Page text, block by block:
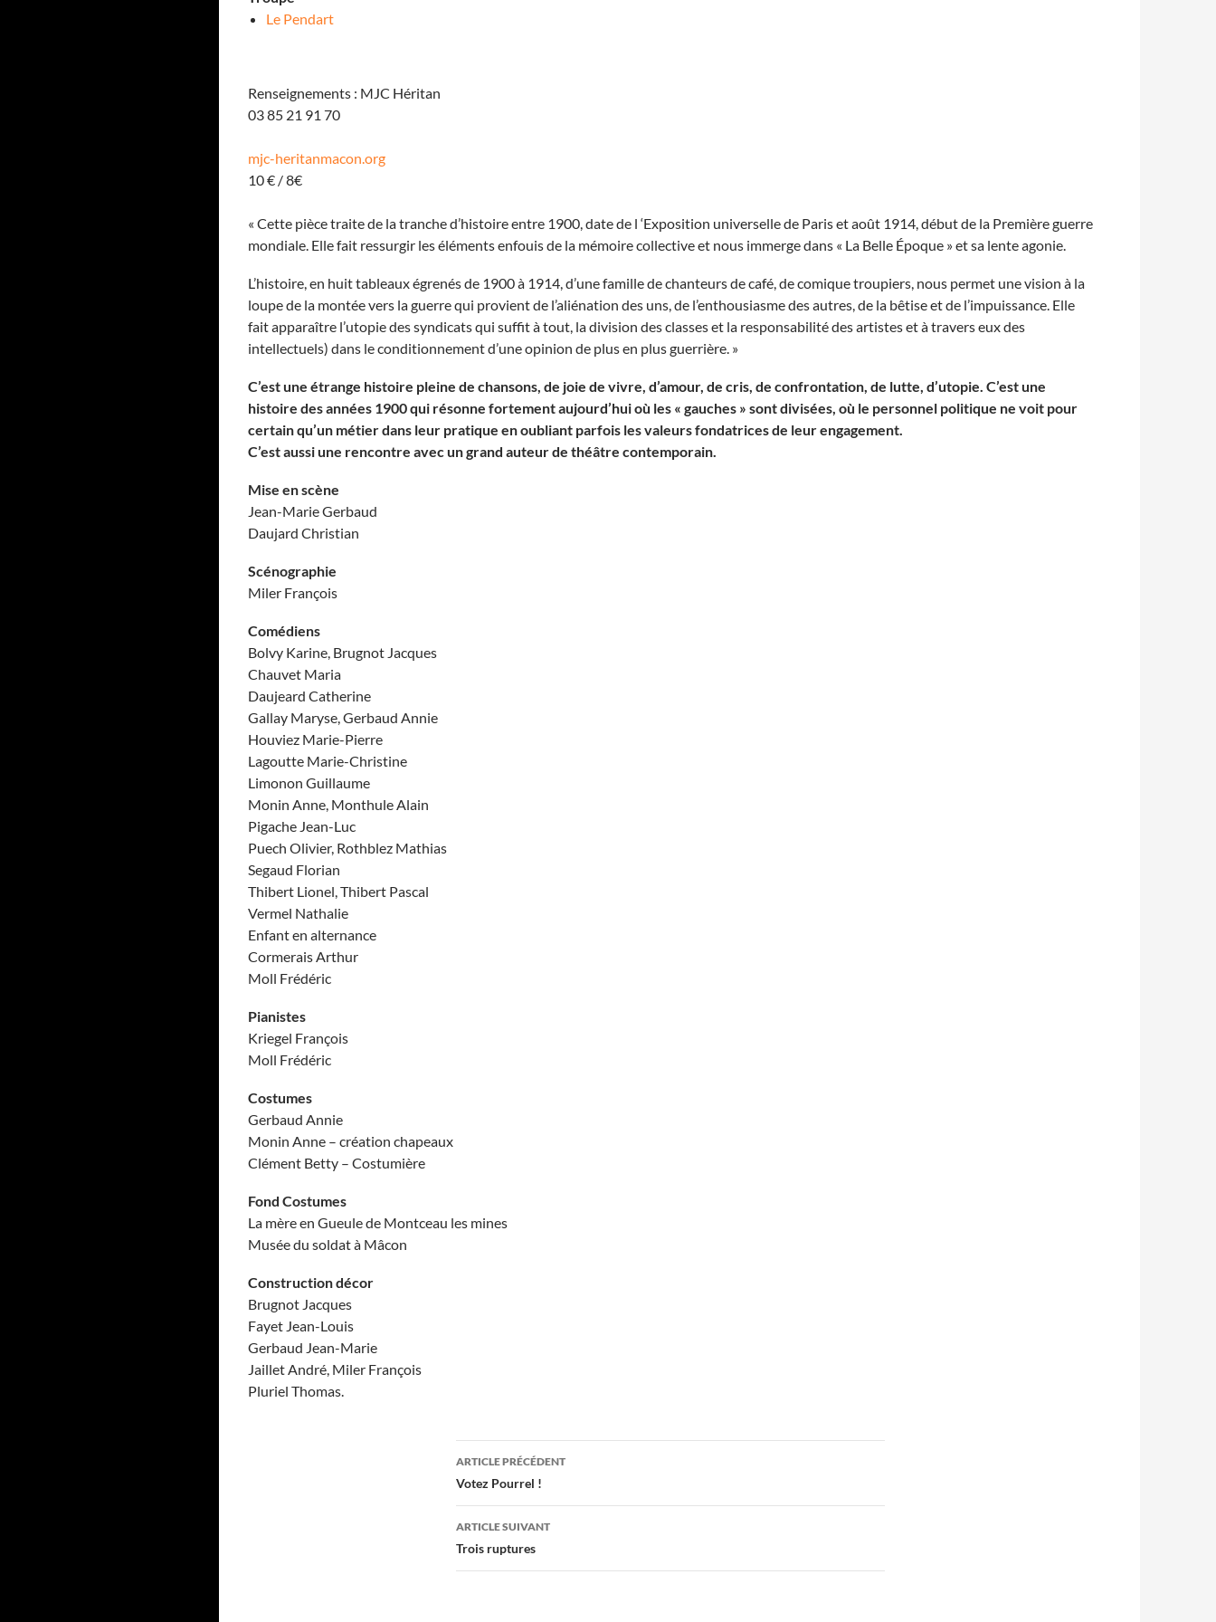
é
n
e
Le Pendart
Renseignements : MJC Héritan
03 85 21 91 70
mjc-heritanmacon.org
10 € / 8€
« Cette pièce traite de la tranche d’histoire entre 1900, date de l ‘Exposition universelle de Paris et août 1914, début de la Première guerre
mondiale. Elle fait ressurgir les éléments enfouis de la mémoire collective et nous immerge dans « La Belle Époque » et sa lente agonie.
L’histoire, en huit tableaux égrenés de 1900 à 1914, d’une famille de chanteurs de café, de comique troupiers, nous permet une vision à la
loupe de la montée vers la guerre qui provient de l’aliénation des uns, de l’enthousiasme des autres, de la bêtise et de l’impuissance. Elle
fait apparaître l’utopie des syndicats qui suffit à tout, la division des classes et la responsabilité des artistes et à travers eux des
intellectuels) dans le conditionnement d’une opinion de plus en plus guerrière. »
C’est une étrange histoire pleine de chansons, de joie de vivre, d’amour, de cris, de confrontation, de lutte, d’utopie. C’est une
histoire des années 1900 qui résonne fortement aujourd’hui où les « gauches » sont divisées, où le personnel politique ne voit pour
certain qu’un métier dans leur pratique en oubliant parfois les valeurs fondatrices de leur engagement.
C’est aussi une rencontre avec un grand auteur de théâtre contemporain.
Mise en scène
Jean-Marie Gerbaud
Daujard Christian
Scénographie
Miler François
Comédiens
Bolvy Karine, Brugnot Jacques
Chauvet Maria
Daujeard Catherine
Gallay Maryse, Gerbaud Annie
Houviez Marie-Pierre
Lagoutte Marie-Christine
Limonon Guillaume
Monin Anne, Monthule Alain
Pigache Jean-Luc
Puech Olivier, Rothblez Mathias
Segaud Florian
Thibert Lionel, Thibert Pascal
Vermel Nathalie
Enfant en alternance
Cormerais Arthur
Moll Frédéric
Pianistes
Kriegel François
Moll Frédéric
Costumes
Gerbaud Annie
Monin Anne – création chapeaux
Clément Betty – Costumière
Fond Costumes
La mère en Gueule de Montceau les mines
Musée du soldat à Mâcon
Construction décor
Brugnot Jacques
Fayet Jean-Louis
Gerbaud Jean-Marie
Jaillet André, Miler François
Pluriel Thomas.
Navigation
des
articles
ARTICLE PRÉCÉDENT
Votez Pourrel !
ARTICLE SUIVANT
Trois ruptures